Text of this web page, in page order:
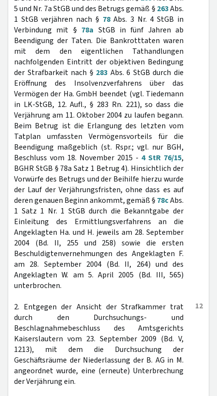
5 und Nr. 7a StGB und des Betrugs gemäß § 263Abs.
1 StGB verjähren nach § 78Abs. 3 Nr. 4 StGB in
Verbindung mit § 78a StGB in fünf Jahren ab
Beendigung der Taten. Die Bankrotttaten waren
mit dem den eigentlichen Tathandlungen
nachfolgenden Eintritt der objektiven Bedingung
der Strafbarkeit nach § 283 Abs. 6 StGB durch die
Eröffnung des Insolvenzverfahrens über das
Vermögen der Ha. GmbH beendet (vgl. Tiedemann
in LK-StGB, 12. Aufl., § 283 Rn. 221), so dass die
Verjährung am 11. Oktober 2004 zu laufen begann.
Beim Betrug ist die Erlangung des letzten vom
Tatplan umfassten Vermögensvorteils für die
Beendigung maßgeblich (st. Rspr.; vgl. nur BGH,
Beschluss vom 18. November 2015 - 4 StR 76/15,
BGHR StGB § 78a Satz 1 Betrug 4). Hinsichtlich der
Vorwürfe des Betrugs und der Beihilfe hierzu wurde
der Lauf der Verjährungsfristen, ohne dass es auf
deren genauen Beginn ankommt, gemäß § 78cAbs.
1 Satz 1 Nr. 1 StGB durch die Bekanntgabe der
Einleitung des Ermittlungsverfahrens an die
Angeklagten Ha. und H. jeweils am 28. September
2004 (Bd. II, 255 und 258) sowie die ersten
Beschuldigtenvernehmungen des Angeklagten F.
am 28. September 2004 (Bd. II, 264) und des
Angeklagten W. am 5. April 2005 (Bd. III, 565)
unterbrochen.
12
2. Entgegen der Ansicht der Strafkammer trat
durch den Durchsuchungs- und
Beschlagnahmebeschluss des Amtsgerichts
Kaiserslautern vom 23. September 2009 (Bd. V,
1213), mit dem die Durchsuchung der
Geschäftsräume der Niederlassung der B. AG in M.
angeordnet wurde, eine (erneute) Unterbrechung
der Verjährung ein.